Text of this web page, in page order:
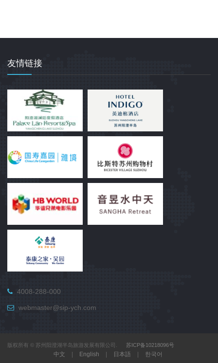
友情链接
4008-288-000
webmaster@sip-ych.com
版权所有 © 苏州阳澄湖半岛旅游发展有限公司. 苏ICP备10218096号
中文 English 日本語 한국어